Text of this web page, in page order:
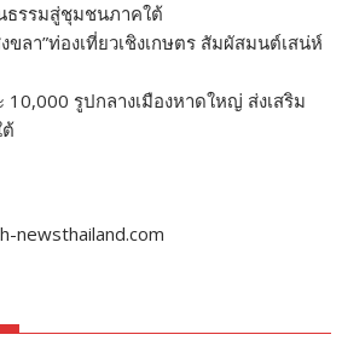
รรมสู่ชุมชนภาคใต้
ลา”ท่องเที่ยวเชิงเกษตร สัมผัสมนต์เสน่ห์
รูปกลางเมืองหาดใหญ่ ส่งเสริม
newsthailand.com